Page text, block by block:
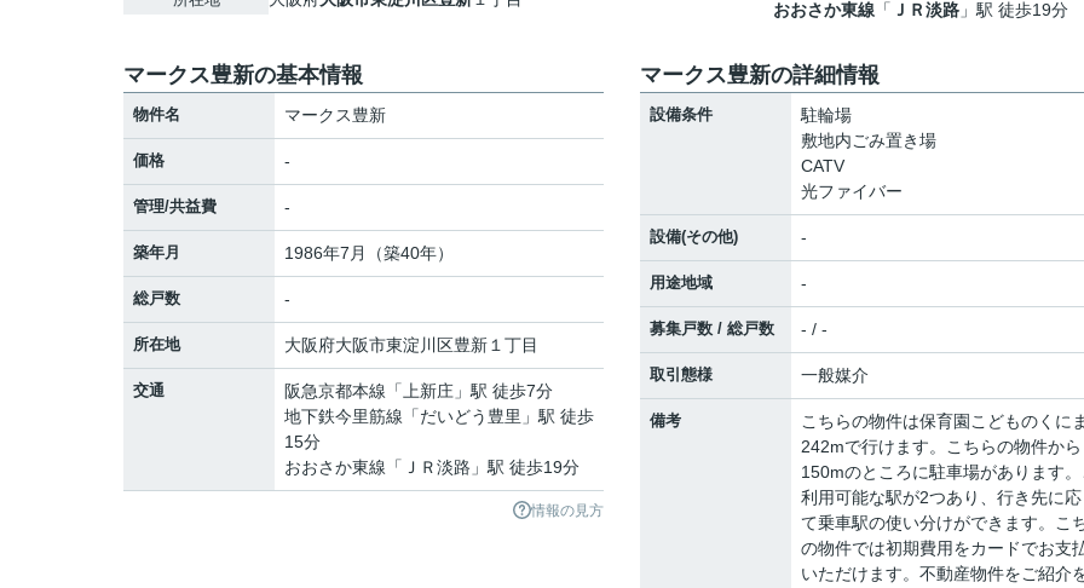
おおさか東線 「 ＪＲ淡路 」駅 徒歩19分
マークス豊新の基本情報
物件名 マークス豊新
価格 -
管理/共益費 -
築年月 1986年7月（築40年）
総戸数 -
所在地 大阪府大阪市東淀川区豊新 １丁目
交通 阪急京都本線 「 上新庄 」駅 徒歩7分
地下鉄今里筋線 「だいどう豊里 」駅 徒歩
15分
おおさか東線 「 ＪＲ淡路 」駅 徒歩19分
情報の見方
マークス豊新の詳細情報
設備条件
駐輪場
敷地内ごみ置き場
CATV
光ファイバー
設備(その他) -
用途地域 -
募集戸数 / 総戸数 - / -
取引態様 一般媒介
備考
こちらの物件は保育園こどものくに
242mで行けます。こちらの物件から
150mのところに駐車場があります
利用可能な駅が2つあり、行き先に応
て乗車駅の使い分けができます。こ
の物件では初期費用をカードでお支
いただけます。不動産物件をご紹介